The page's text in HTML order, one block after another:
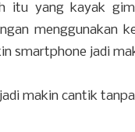
itu yang kayak
menggunakan
smartphone jadi
makin cantik